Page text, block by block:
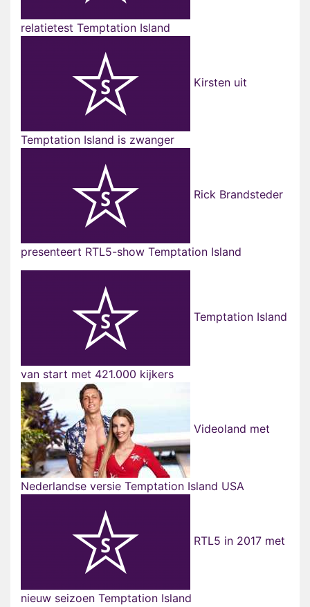
relatietest Temptation Island
Kirsten uit
Temptation Island is zwanger
Rick Brandsteder
presenteert RTL5-show Temptation Island
Temptation Island
van start met 421.000 kijkers
Videoland met
Nederlandse versie Temptation Island USA
RTL5 in 2017 met
nieuw seizoen Temptation Island